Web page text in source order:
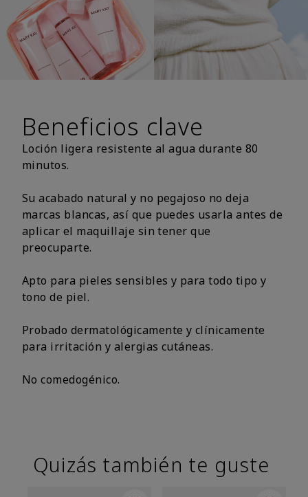
Beneficios clave
Loción ligera resistente al agua durante 80
minutos.
Su acabado natural y no pegajoso no deja
marcas blancas, así que puedes usarla antes de
aplicar el maquillaje sin tener que
preocuparte.
Apto para pieles sensibles y para todo tipo y
tono de piel.
Probado dermatológicamente y clínicamente
para irritación y alergias cutáneas.
No comedogénico.
Quizás también te guste